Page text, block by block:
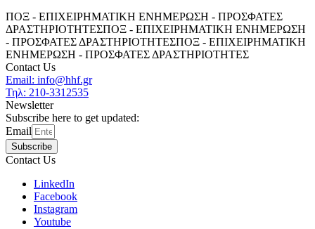
ΠΟΞ - ΕΠΙΧΕΙΡΗΜΑΤΙΚΗ ΕΝΗΜΕΡΩΣΗ - ΠΡΟΣΦΑΤΕΣ
ΔΡΑΣΤΗΡΙΟΤΗΤΕΣΠΟΞ - ΕΠΙΧΕΙΡΗΜΑΤΙΚΗ ΕΝΗΜΕΡΩΣΗ
- ΠΡΟΣΦΑΤΕΣ ΔΡΑΣΤΗΡΙΟΤΗΤΕΣΠΟΞ - ΕΠΙΧΕΙΡΗΜΑΤΙΚΗ
ΕΝΗΜΕΡΩΣΗ - ΠΡΟΣΦΑΤΕΣ ΔΡΑΣΤΗΡΙΟΤΗΤΕΣ
Contact Us
Email: info@hhf.gr
Τηλ: 210-3312535
Newsletter
Subscribe here to get updated:
Email
Subscribe
Contact Us
LinkedIn
Facebook
Instagram
Youtube